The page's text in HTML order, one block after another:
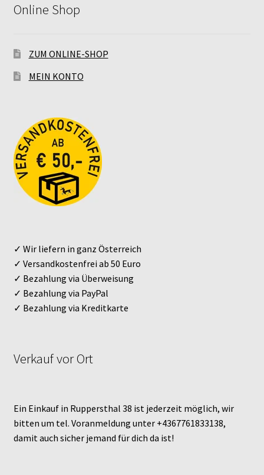
Online Shop
ZUM ONLINE-SHOP
MEIN KONTO
✓ Wir liefern in ganz Österreich
✓ Versandkostenfrei ab 50 Euro
✓ Bezahlung via Überweisung
✓ Bezahlung via PayPal
✓ Bezahlung via Kreditkarte
Verkauf vor Ort
Ein Einkauf in Ruppersthal 38 ist jederzeit möglich, wir
bitten um tel. Voranmeldung unter +4367761833138,
damit auch sicher jemand für dich da ist!